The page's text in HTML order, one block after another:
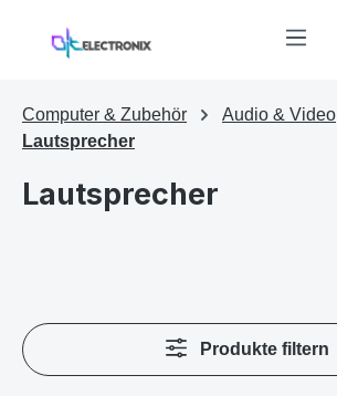
Zum Hauptinhalt springen
Computer & Zubehör
Audio & Video
Lautsprecher
Lautsprecher
Produkte filtern